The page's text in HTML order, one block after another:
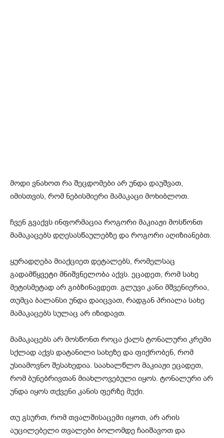
მოდი ვნახოთ რა შეცდომები არ უნდა დაუშვათ,
იმისთვის, რომ ნებისმიერი მამაკაცი მოხიბლოთ.
ჩვენ გვაქვს ინფორმაცია როგორი მაკიაჟი მოსწონთ
მამაკაცებს დღესასწაულებზე და როგორი აღიზიანებთ.
ყურადღება მიაქციეთ დეტალებს, რომელსაც
გადამწყვეტი მნიშვნელობა აქვს. ეცადეთ, რომ სახე
მეტისმეტად არ გიბზინავდეთ. გლუვი კანი მშვენიერია,
თუმცა ბალანსი უნდა დაიცვათ, რადგან პრიალა სახე
მამაკაცებს სულაც არ იზიდავთ.
მამაკაცებს არ მოსწონთ როცა ქალს ტონალური კრემი
სქლად აქვს დატანილი სახეზე და ფიქრობენ, რომ
უსიამოვნო შესახედია. საახალწლო მაკიაჟი ეცადეთ,
რომ ბუნებრივთან მიახლოვებული იყოს. ტონალური არ
უნდა იყოს თქვენი კანის ფერზე მუქი.
თუ გსურთ, რომ თვალშისაცემი იყოთ, არ არის
აუცილებელი თვალები ბოლომდე ჩაიშავოთ და